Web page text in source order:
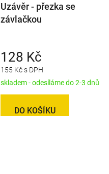
Uzávěr - přezka se
závlačkou
155 Kč s DPH
128 Kč
skladem - odesíláme do 2-3 dnů
DO KOŠÍKU